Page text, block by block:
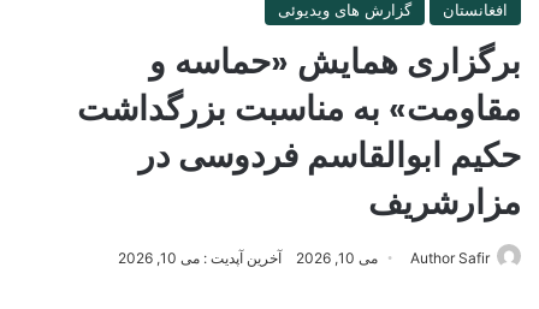
افغانستان گزارش های ویدیوئی
برگزاری همایش «حماسه و
مقاومت» به مناسبت بزرگداشت
حکیم ابوالقاسم فردوسی در
مزارشریف
Author Safir می 10, 2026 آخرین آپدیت : می 10, 2026